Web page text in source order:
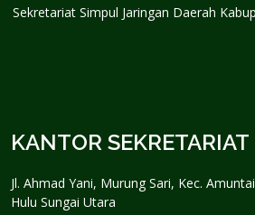
Sekretariat Simpul Jaringan Daerah
KANTOR SEKRETARIAT
Jl. Ahmad Yani, Murung Sari, Kec.
Hulu Sungai Utara